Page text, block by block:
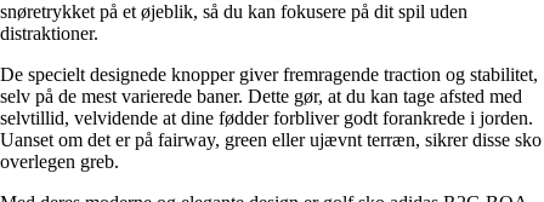
snøretrykket på et øjeblik, så du kan fokusere på dit spil uden
distraktioner.
De specielt designede knopper giver fremragende traction og stabilitet,
selv på de mest varierede baner. Dette gør, at du kan tage afsted med
selvtillid, velvidende at dine fødder forbliver godt forankrede i jorden.
Uanset om det er på fairway, green eller ujævnt terræn, sikrer disse sko
overlegen greb.